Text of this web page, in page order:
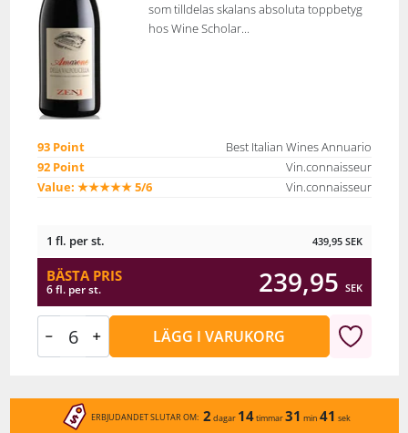
som tilldelas skalans absoluta toppbetyg
hos Wine Scholar...
93 Point
Best Italian Wines Annuario
92 Point
Vin.connaisseur
Value: ★★★★★ 5/6
Vin.connaisseur
1 fl. per st. 439,95 SEK
BÄSTA PRIS
6 fl. per st. 239,95 SEK
LÄGG I VARUKORG
ERBJUDANDET SLUTAR OM: 2 dagar 14timmar31 min 41 sek